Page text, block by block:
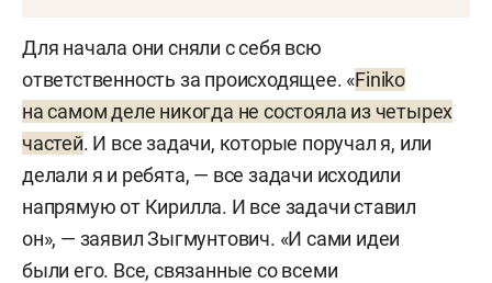
Для начала они сняли с себя всю
ответственность за происходящее. «Finiko
на самом деле никогда не состояла из четырех
частей. И все задачи, которые поручал я, или
делали я и ребята, — все задачи исходили
напрямую от Кирилла. И все задачи ставил
он», — заявил Зыгмунтович. «И сами идеи
были его. Все, связанные со всеми